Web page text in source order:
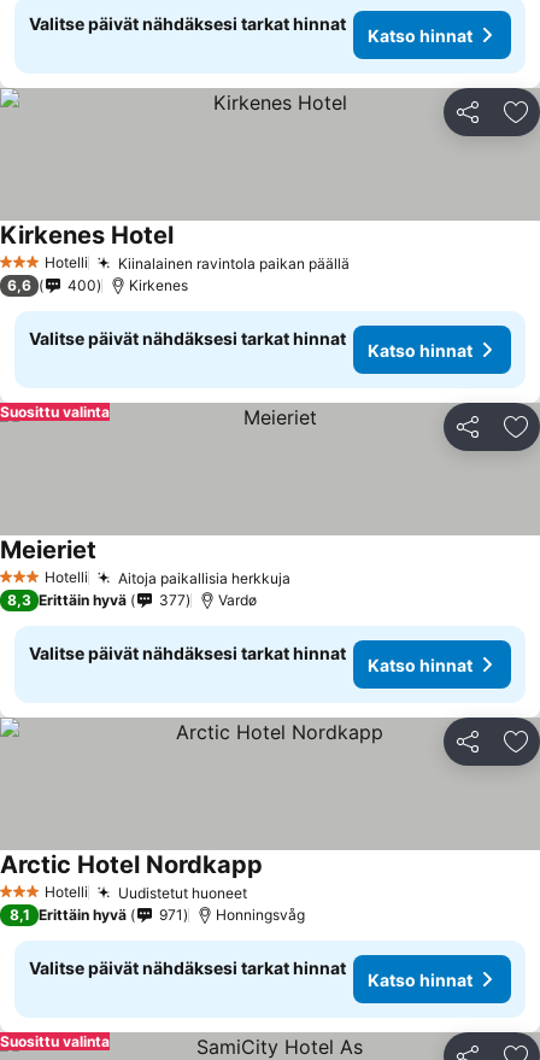
Valitse päivät nähdäksesi tarkat hinnat
Katso hinnat
Jaa
3 Tähtiluokitus
Hotelli Kiinalainen ravintola paikan päällä
Kirkenes HotelKatso hinnat
6,6 400 Kirkenes
Valitse päivät nähdäksesi tarkat hinnat
Katso hinnat
Jaa
Suosittu valinta
3 Tähtiluokitus
Hotelli Aitoja paikallisia herkkuja
Meieriet
8,3 Erittäin hyvä 377 Vardø
Valitse päivät nähdäksesi tarkat hinnat
Katso hinnat
Jaa
3 Tähtiluokitus
Hotelli Uudistetut huoneetKatso hinnat
Arctic Hotel Nordkapp
8,1 Erittäin hyvä 971 Honningsvåg
Valitse päivät nähdäksesi tarkat hinnat
Katso hinnat
Suosittu valinta